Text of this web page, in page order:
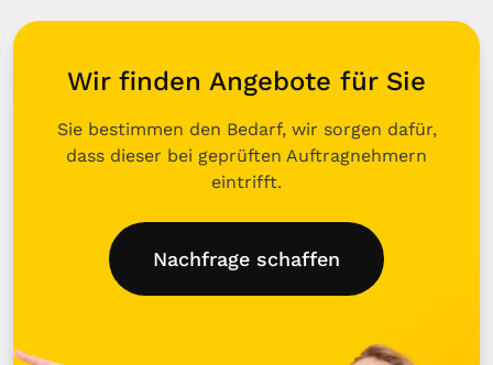
Wir finden Angebote für Sie
Sie bestimmen den Bedarf, wir sorgen dafür,
dass dieser bei geprüften Auftragnehmern
eintrifft.
Nachfrage schaffen